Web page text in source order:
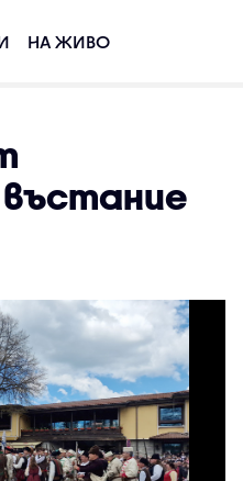
НА ЖИВО